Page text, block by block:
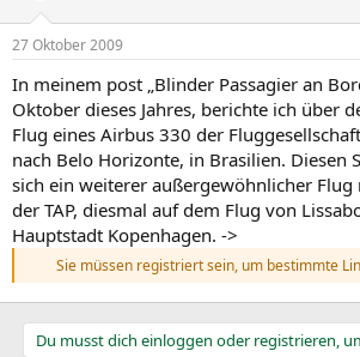
l
e
l
a
m
w
t
e
27 Oktober 2009
In meinem post „Blinder Passagier an
Oktober dieses Jahres, berichte ich über
Flug eines Airbus 330 der
nach Belo Horizonte, in Brasilien. Diesen
sich ein weiterer außergewöhnlicher
der TAP, diesmal auf dem Flug von
Hauptstadt Kopenhagen. ->
Sie müssen registriert sein, um bestimmte
Du musst dich einloggen oder registrieren,